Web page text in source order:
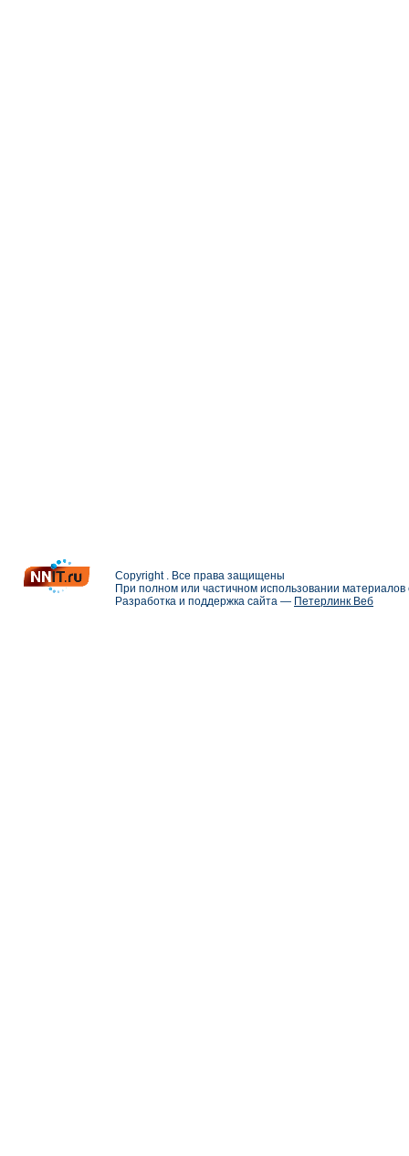
Copyright . Все права защищены
При полном или частичном использовании
Разработка и поддержка сайта — Петерлинк Веб